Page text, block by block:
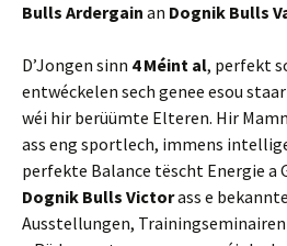
Bulls Ardergain an Dognik Bulls
D’Jongen sinn 4 Méint al, perfekt
entwéckelen sech genee esou
wéi hir berüümte Elteren. Hir
ass eng sportlech, immens
perfekte Balance tëscht Energie a
Dognik Bulls Victorass e
Ausstellungen,